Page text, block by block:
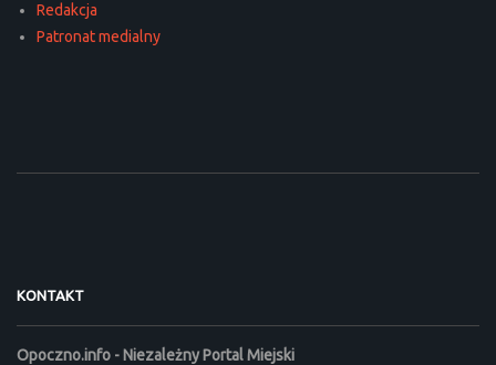
Redakcja
Patronat medialny
KONTAKT
Opoczno.info - Niezależny Portal Miejski